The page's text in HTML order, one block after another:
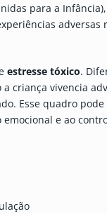
para a
estresse tóxico.
criança vivencia
Esse quadro
e ao